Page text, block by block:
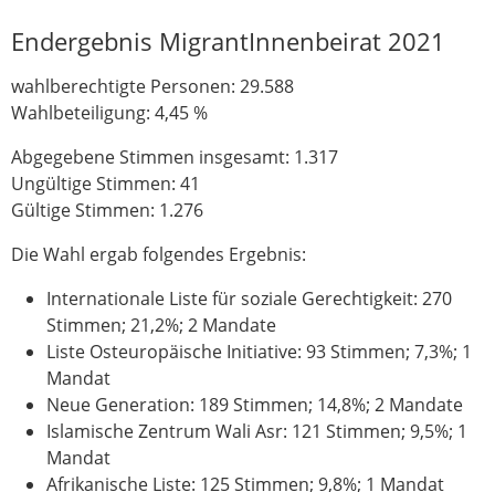
Endergebnis MigrantInnenbeirat 2021
wahlberechtigte Personen: 29.588
Wahlbeteiligung: 4,45 %
Abgegebene Stimmen insgesamt: 1.317
Ungültige Stimmen: 41
Gültige Stimmen: 1.276
Die Wahl ergab folgendes Ergebnis:
Internationale Liste für soziale Gerechtigkeit: 270
Stimmen; 21,2%; 2 Mandate
Liste Osteuropäische Initiative: 93 Stimmen; 7,3%; 1
Mandat
Neue Generation: 189 Stimmen; 14,8%; 2 Mandate
Islamische Zentrum Wali Asr: 121 Stimmen; 9,5%; 1
Mandat
Afrikanische Liste: 125 Stimmen; 9,8%; 1 Mandat